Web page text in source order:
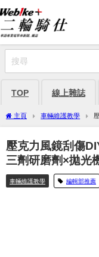
TOP 線上雜誌
主頁 車輛維護教學
劑×拋光機還原鏡面光澤
壓克力風鏡刮傷
三劑研磨劑×拋光
車輛維護教學 編輯部推薦